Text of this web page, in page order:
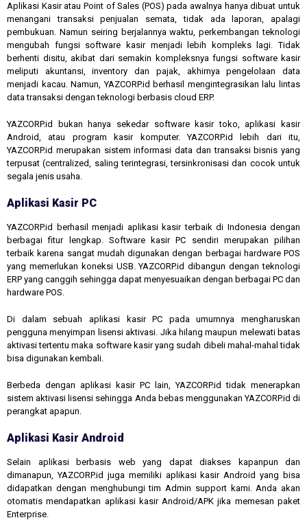
Aplikasi Kasir atau Point of Sales (POS) pada awalnya hanya dibuat untuk
menangani transaksi penjualan semata, tidak ada laporan, apalagi
pembukuan. Namun seiring berjalannya waktu, perkembangan teknologi
mengubah fungsi software kasir menjadi lebih kompleks lagi. Tidak
berhenti disitu, akibat dari semakin kompleksnya fungsi software kasir
meliputi akuntansi, inventory dan pajak, akhirnya pengelolaan data
menjadi kacau. Namun, YAZCORP.id berhasil mengintegrasikan lalu lintas
data transaksi dengan teknologi berbasis cloud ERP.
YAZCORP.id bukan hanya sekedar software kasir toko, aplikasi kasir
Android, atau program kasir komputer. YAZCORP.id lebih dari itu,
YAZCORP.id merupakan sistem informasi data dan transaksi bisnis yang
terpusat (centralized, saling terintegrasi, tersinkronisasi dan cocok untuk
segala jenis usaha.
Aplikasi Kasir PC
YAZCORP.id berhasil menjadi aplikasi kasir terbaik di Indonesia dengan
berbagai fitur lengkap. Software kasir PC sendiri merupakan pilihan
terbaik karena sangat mudah digunakan dengan berbagai hardware POS
yang memerlukan koneksi USB. YAZCORP.id dibangun dengan teknologi
ERP yang canggih sehingga dapat menyesuaikan dengan berbagai PC dan
hardware POS.
Di dalam sebuah aplikasi kasir PC pada umumnya mengharuskan
pengguna menyimpan lisensi aktivasi. Jika hilang maupun melewati batas
aktivasi tertentu maka software kasir yang sudah dibeli mahal-mahal tidak
bisa digunakan kembali.
Berbeda dengan aplikasi kasir PC lain, YAZCORP.id tidak menerapkan
sistem aktivasi lisensi sehingga Anda bebas menggunakan YAZCORP.id di
perangkat apapun.
Aplikasi Kasir Android
Selain aplikasi berbasis web yang dapat diakses kapanpun dan
dimanapun, YAZCORP.id juga memiliki aplikasi kasir Android yang bisa
didapatkan dengan menghubungi tim Admin support kami. Anda akan
otomatis mendapatkan aplikasi kasir Android/APK jika memesan paket
Enterprise.